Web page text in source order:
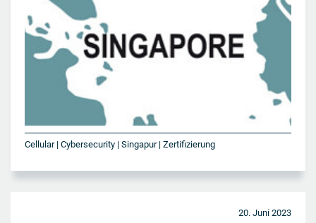
Cellular | Cybersecurity | Singapur | Zertifizierung
20. Juni 2023